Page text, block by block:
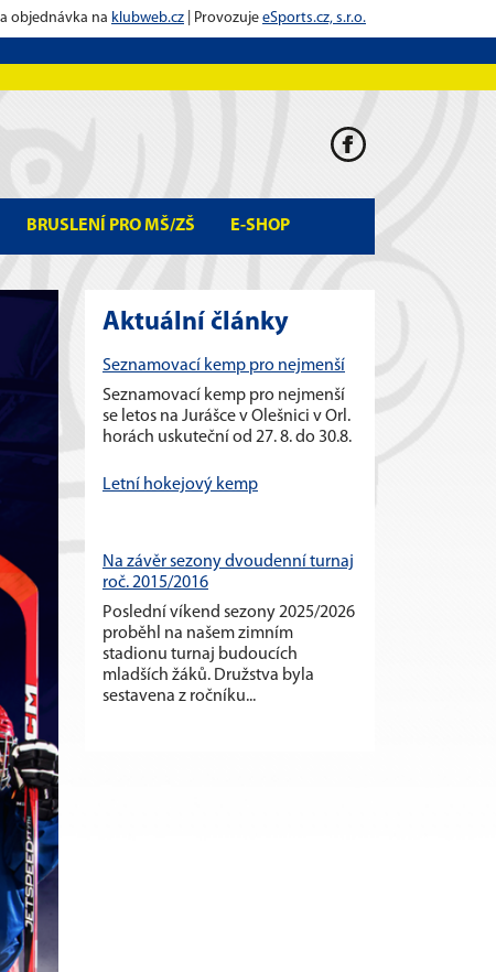
objednávka na klubweb.cz | Provozuje eSports.cz, s.r.o.
BRUSLENÍ PRO MŠ/ZŠ E-SHOP
Aktuální články
Seznamovací kemp pro nejmenší
Seznamovací kemp pro nejmenší
se letos na Jurášce v Olešnici v Orl.
horách uskuteční od 27. 8. do 30.8.
Letní hokejový kemp
Na závěr sezony dvoudenní turnaj
roč. 2015/2016
Poslední víkend sezony 2025/2026
proběhl na našem zimním
stadionu turnaj budoucích
mladších žáků. Družstva byla
sestavena z ročníku...